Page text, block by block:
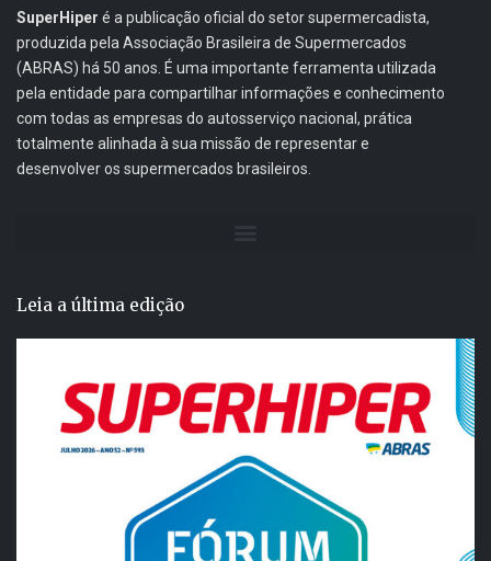
SuperHiper é a publicação oficial do setor supermercadista,
produzida pela Associação Brasileira de Supermercados
(ABRAS) há 50 anos. É uma importante ferramenta utilizada
pela entidade para compartilhar informações e conhecimento
com todas as empresas do autosserviço nacional, prática
totalmente alinhada à sua missão de representar e
desenvolver os supermercados brasileiros.
Leia a última edição